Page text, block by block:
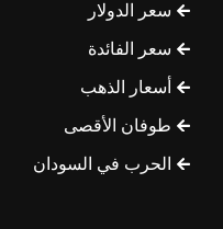
سعر الدولار
سعر الفائدة
أسعار الذهب
طوفان الأقصى
الحرب في السودان